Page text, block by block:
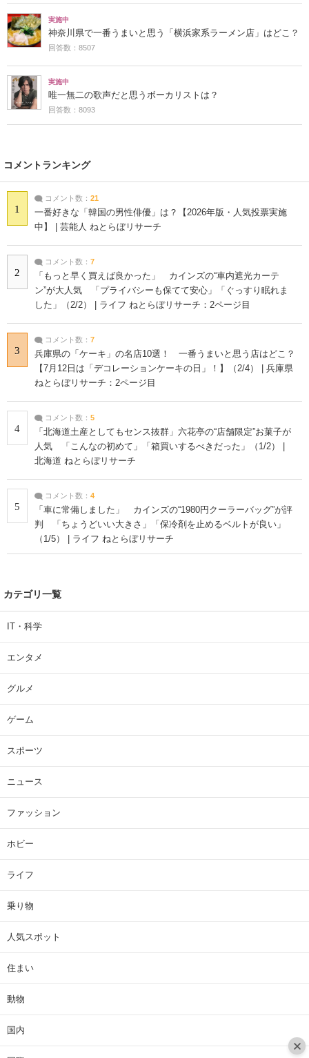
実施中
神奈川県で一番うまいと思う「横浜家系ラーメン店」はどこ？
回答数：8507
実施中
唯一無二の歌声だと思うボーカリストは？
回答数：8093
コメントランキング
1
コメント数： 21
一番好きな「韓国の男性俳優」は？【2026年版・人気投票実施
中】 | 芸能人 ねとらぼリサーチ
2
コメント数： 7
「もっと早く買えば良かった」 カインズの“車内遮光カーテ
ン”が大人気 「プライバシーも保てて安心」「ぐっすり眠れま
した」（2/2） | ライフ ねとらぼリサーチ：2ページ目
3
コメント数： 7
兵庫県の「ケーキ」の名店10選！ 一番うまいと思う店はどこ？
【7月12日は「デコレーションケーキの日」！】（2/4） | 兵庫県
ねとらぼリサーチ：2ページ目
4
コメント数： 5
「北海道土産としてもセンス抜群」六花亭の“店舗限定”お菓子が
人気 「こんなの初めて」「箱買いするべきだった」（1/2） |
北海道 ねとらぼリサーチ
5
コメント数： 4
「車に常備しました」 カインズの“1980円クーラーバッグ”が評
判 「ちょうどいい大きさ」「保冷剤を止めるベルトが良い」
（1/5） | ライフ ねとらぼリサーチ
カテゴリ一覧
IT・科学
エンタメ
グルメ
ゲーム
スポーツ
ニュース
ファッション
ホビー
ライフ
乗り物
人気スポット
住まい
動物
国内